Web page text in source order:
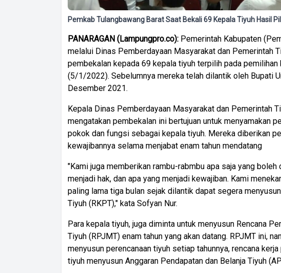
Pemkab Tulangbawang Barat Saat Bekali 69 Kepala Tiyuh Hasil
PANARAGAN (Lampungpro.co): Pemerintah Kabupaten
melalui Dinas Pemberdayaan Masyarakat dan Pemerintah
pembekalan kepada 69 kepala tiyuh terpilih pada pemilihan
(5/1/2022). Sebelumnya mereka telah dilantik oleh Bupati
Desember 2021.
Kepala Dinas Pemberdayaan Masyarakat dan Pemerintah
mengatakan pembekalan ini bertujuan untuk menyamakan
pokok dan fungsi sebagai kepala tiyuh. Mereka diberikan
kewajibannya selama menjabat enam tahun mendatang
"Kami juga memberikan rambu-rabmbu apa saja yang boleh
menjadi hak, dan apa yang menjadi kewajiban. Kami
paling lama tiga bulan sejak dilantik dapat segera
Tiyuh (RKPT)," kata Sofyan Nur.
Para kepala tiyuh, juga diminta untuk menyusun Rencana
Tiyuh (RPJMT) enam tahun yang akan datang. RPJMT ini,
menyusun perencanaan tiyuh setiap tahunnya, rencana
tiyuh menyusun Anggaran Pendapatan dan Belanja Tiyuh